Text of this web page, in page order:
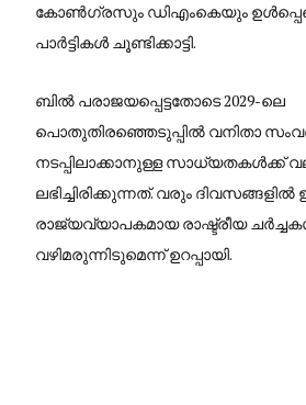
കോൺഗ്രസും ഡിഎംകെയും
പാർട്ടികൾ ചൂണ്ടിക്കാട്ടി.
ബിൽ പരാജയപ്പെട്ടതോടെ 2029-ലെ
പൊതുതിരഞ്ഞെടുപ്പിൽ വനിതാ
നടപ്പിലാക്കാനുള്ള സാധ്യതകൾക്ക്
ലഭിച്ചിരിക്കുന്നത്. വരും
രാജ്യവ്യാപകമായ രാഷ്ട്രീയ
വഴിമരുന്നിടുമെന്ന് ഉറപ്പായി.